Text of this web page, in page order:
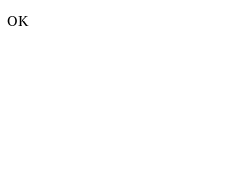
OK